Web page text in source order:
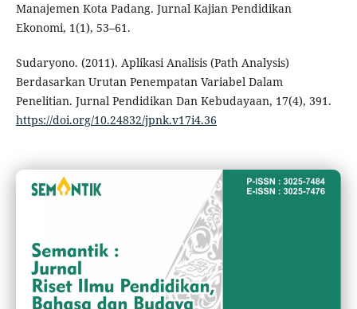
Manajemen Kota Padang. Jurnal Kajian Pendidikan
Ekonomi, 1(1), 53–61.
Sudaryono. (2011). Aplikasi Analisis (Path Analysis)
Berdasarkan Urutan Penempatan Variabel Dalam
Penelitian. Jurnal Pendidikan Dan Kebudayaan, 17(4), 391.
https://doi.org/10.24832/jpnk.v17i4.36